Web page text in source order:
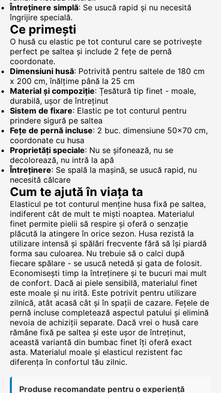
Întreținere simplă: Se usucă rapid și nu necesită
îngrijire specială.
Ce primești
O husă cu elastic pe tot conturul care se potrivește
perfect pe saltea și include 2 fețe de pernă
coordonate.
Dimensiuni husă: Potrivită pentru saltele de 180 cm
x 200 cm, înălțime până la 25 cm
Material și compoziție: Țesătură tip finet - moale,
durabilă, ușor de întreținut
Sistem de fixare: Elastic pe tot conturul pentru
prindere sigură pe saltea
Fețe de pernă incluse: 2 buc. dimensiune 50x70 cm,
coordonate cu husa
Proprietăți speciale: Nu se șifonează, nu se
decolorează, nu intră la apă
Întreținere: Se spală la mașină, se usucă rapid, nu
necesită călcare
Cum te ajută în viața ta
Elasticul pe tot conturul menține husa fixă pe saltea,
indiferent cât de mult te miști noaptea. Materialul
finet permite pielii să respire și oferă o senzație
plăcută la atingere în orice sezon. Husa rezistă la
utilizare intensă și spălări frecvente fără să își piardă
forma sau culoarea. Nu trebuie să o calci după
fiecare spălare - se usucă netedă și gata de folosit.
Economisești timp la întreținere și te bucuri mai mult
de confort. Dacă ai piele sensibilă, materialul finet
este moale și nu irită. Este potrivit pentru utilizare
zilnică, atât acasă cât și în spații de cazare. Fețele de
pernă incluse completează aspectul patului și elimină
nevoia de achiziții separate. Dacă vrei o husă care
rămâne fixă pe saltea și este ușor de întreținut,
această variantă din bumbac finet îți oferă exact
asta. Materialul moale și elasticul rezistent fac
diferența în confortul tău zilnic.
Produse recomandate pentru o experiență